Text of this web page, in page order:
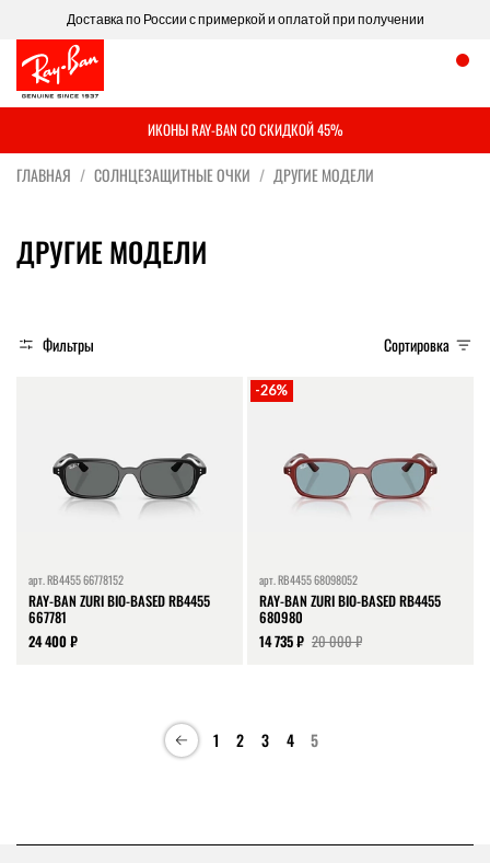
Доставка по России с примеркой и оплатой при получении
ИКОНЫ RAY-BAN СО СКИДКОЙ 45%
ГЛАВНАЯ СОЛНЦЕЗАЩИТНЫЕ ОЧКИ ДРУГИЕ МОДЕЛИ
ДРУГИЕ МОДЕЛИ
Фильтры Сортировка
арт.RB4455 66778152
RAY-BAN ZURI BIO-BASED RB4455
667781
24 400 ₽
-26%
арт.RB4455 68098052
RAY-BAN ZURI BIO-BASED RB4455
680980
14 735 ₽ 20 000 ₽
1 2 3 4 5